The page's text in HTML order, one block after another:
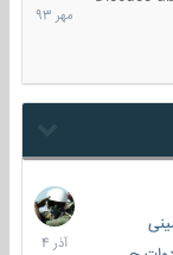
1393
21
آذر
1404